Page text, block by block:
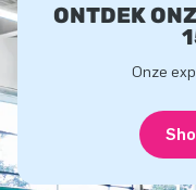
ONTDEK
Onze